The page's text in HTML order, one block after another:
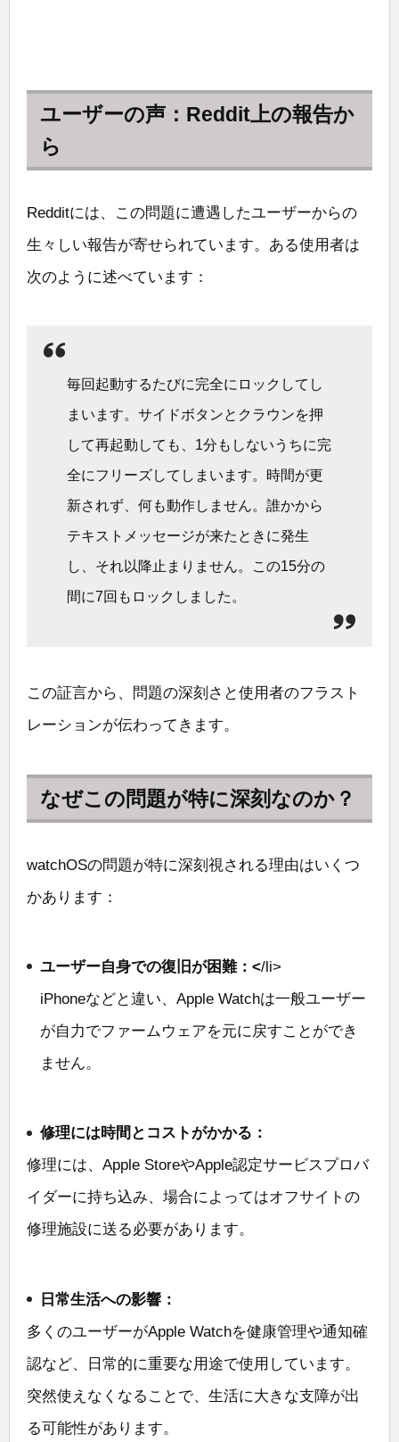
ユーザーの声：Reddit上の報告か
ら
Redditには、この問題に遭遇したユーザーからの
生々しい報告が寄せられています。ある使用者は
次のように述べています：
毎回起動するたびに完全にロックしてし
まいます。サイドボタンとクラウンを押
して再起動しても、1分もしないうちに完
全にフリーズしてしまいます。時間が更
新されず、何も動作しません。誰かから
テキストメッセージが来たときに発生
し、それ以降止まりません。この15分の
間に7回もロックしました。
この証言から、問題の深刻さと使用者のフラスト
レーションが伝わってきます。
なぜこの問題が特に深刻なのか？
watchOSの問題が特に深刻視される理由はいくつ
かあります：
ユーザー自身での復旧が困難：</li>
iPhoneなどと違い、Apple Watchは一般ユーザー
が自力でファームウェアを元に戻すことができ
ません。
修理には時間とコストがかかる：
修理には、Apple StoreやApple認定サービスプロバ
イダーに持ち込み、場合によってはオフサイトの
修理施設に送る必要があります。
日常生活への影響：
多くのユーザーがApple Watchを健康管理や通知確
認など、日常的に重要な用途で使用しています。
突然使えなくなることで、生活に大きな支障が出
る可能性があります。